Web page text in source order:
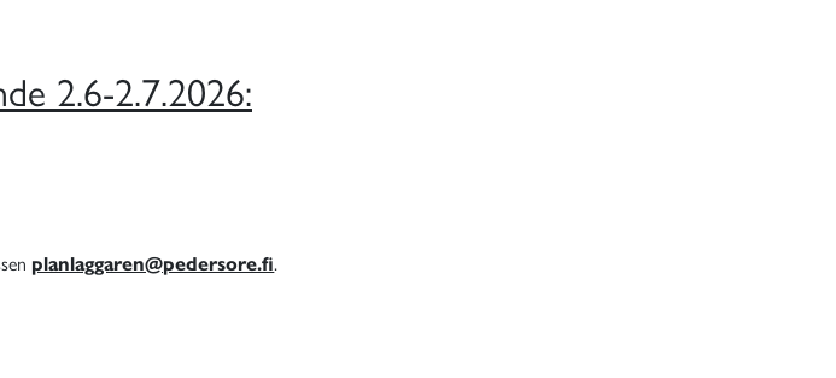
2.6-2.7.2026:
planlaggaren@pedersore.fi.